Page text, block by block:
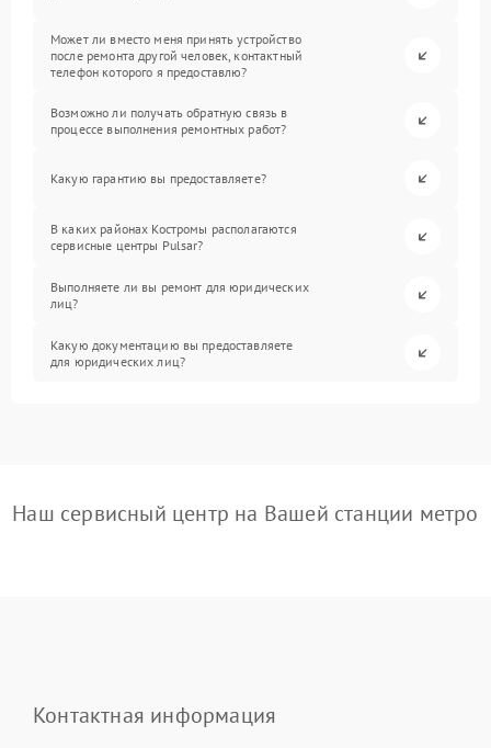
Может ли вместо меня принять устройство
после ремонта другой человек, контактный
телефон которого я предоставлю?
Возможно ли получать обратную связь в
процессе выполнения ремонтных работ?
Какую гарантию вы предоставляете?
В каких районах Костромы располагаются
сервисные центры Pulsar?
Выполняете ли вы ремонт для юридических
лиц?
Какую документацию вы предоставляете
для юридических лиц?
Наш сервисный центр на Вашей станции метро
Контактная информация